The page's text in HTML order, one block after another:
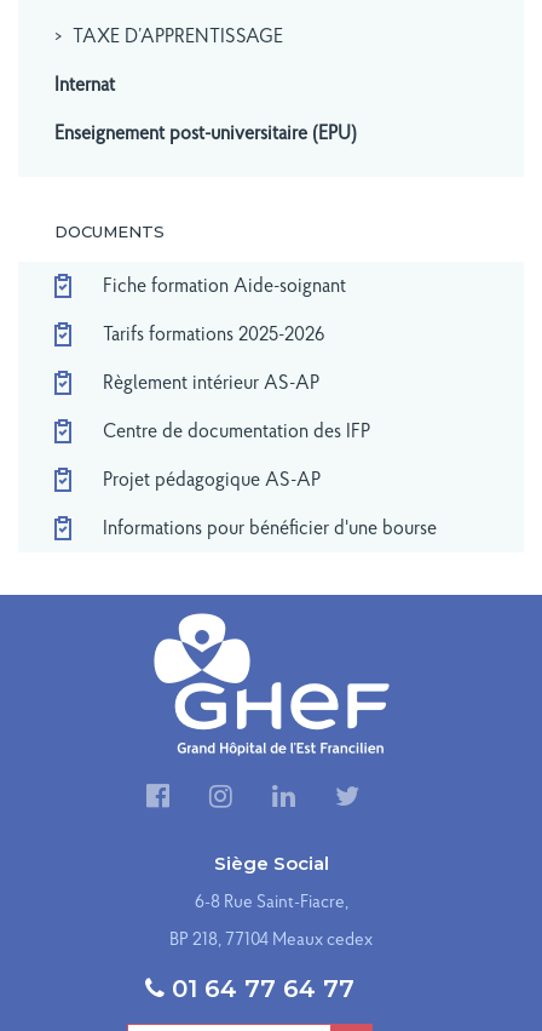
TAXE D’APPRENTISSAGE
Internat
Enseignement post-universitaire (EPU)
DOCUMENTS
Fiche formation Aide-soignant
Tarifs formations 2025-2026
Règlement intérieur AS-AP
Centre de documentation des IFP
Projet pédagogique AS-AP
Informations pour bénéficier d'une bourse
Siège Social
6-8 Rue Saint-Fiacre,
BP 218, 77104 Meaux cedex
01 64 77 64 77